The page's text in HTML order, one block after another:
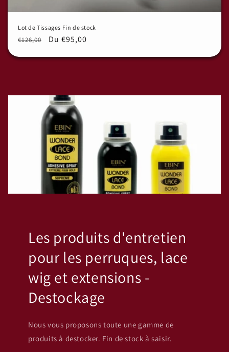
Lot de Tissages Fin de stock
Prix
€126,00
Prix
Du €95,00
Les produits d'entretien
pour les perruques, lace
wig et extensions -
Destockage
Nous vous proposons toute une gamme de
produits à destocker. Fin de stock à saisir.